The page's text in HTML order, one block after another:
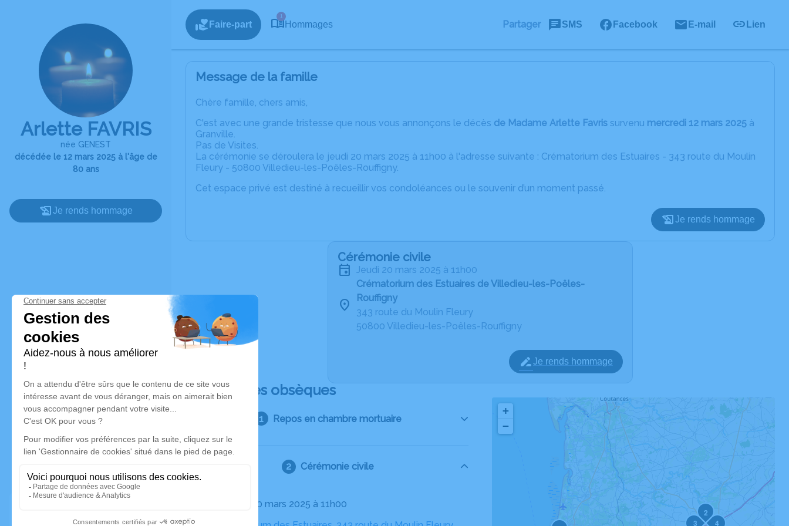
Arlette FAVRIS
née GENEST
décédée le 12 mars 2025 à l'âge de
80 ans
Je rends hommage
Faire-part
1
Hommages Partager SMS Facebook E-mail Lien
Message de la famille
Chère famille, chers amis,
C'est avec une grande tristesse que nous vous annonçons le décès de Madame Arlette Favris survenu mercredi 12 mars 2025 à
Granville.
Pas de Visites.
La cérémonie se déroulera le jeudi 20 mars 2025 à 11h00 à l'adresse suivante : Crématorium des Estuaires - 343 route du Moulin
Fleury - 50800 Villedieu-les-Poêles-Rouffigny.
Cet espace privé est destiné à recueillir vos condoléances ou le souvenir d’un moment passé.
Je rends hommage
Cérémonie civile
jeudi 20 mars 2025 à 11h00
Crématorium des Estuaires de Villedieu-les-Poêles-
Rouffigny
343 route du Moulin Fleury
50800 Villedieu-les-Poêles-Rouffigny
Je rends hommage
Déroulé des obsèques
Repos en chambre mortuaire
Cérémonie civile
Le jeudi 20 mars 2025 à 11h00
2
3
4
+
−